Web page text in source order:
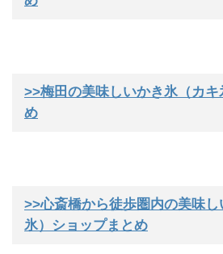
>>梅田の美味しいかき氷（カキ
め
>>心斎橋から徒歩圏内の美味
氷）ショップまとめ